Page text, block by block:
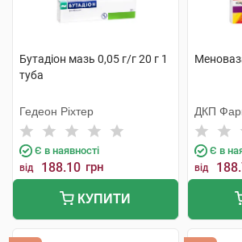
Бутадіон мазь 0,05 г/г 20 г 1
туба
Гедеон Ріхтер
Є в наявності
від 188.10 грн
КУПИТИ
ДКП
фабрика
Є в
від